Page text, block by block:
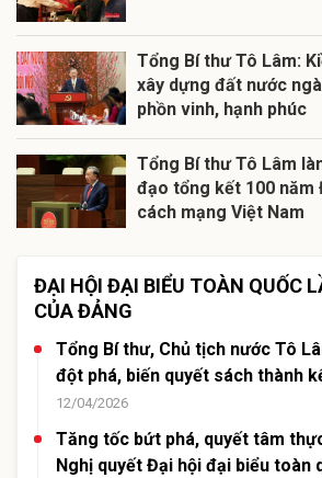
Tổng Bí thư Tô Lâm:
xây dựng đất nước
phồn vinh, hạnh phúc
Tổng Bí thư Tô Lâm
đạo tổng kết 100 năm
cách mạng Việt Nam
ĐẠI HỘI ĐẠI BIỂU TOÀN QUỐC
CỦA ĐẢNG
Tổng Bí thư, Chủ tịch nước Tô
đột phá, biến quyết sách thành
12/04/2026
Tăng tốc bứt phá, quyết tâm
Nghị quyết Đại hội đại biểu toàn